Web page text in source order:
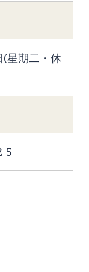
(星期二・休
5